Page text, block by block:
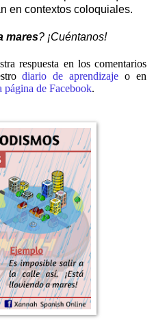
en contextos coloquiales.
mares? ¡Cuéntanos!
respuesta en los comentarios
diario de aprendizaje o en
página de Facebook.